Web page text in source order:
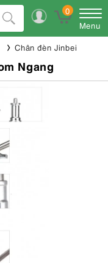
0
Menu
Chân đèn Jinbei
Ngang